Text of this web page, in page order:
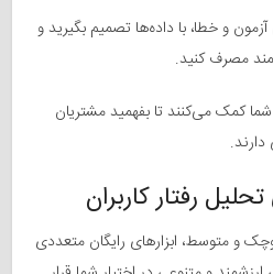
و خطا، با داده‌ها تصمیم بگیرید و
مصرف کنید.
شما کمک می‌کنند تا بفهمید مشتریان
رفتار کاربران
و متوسط، ابزارهای رایگان متعددی